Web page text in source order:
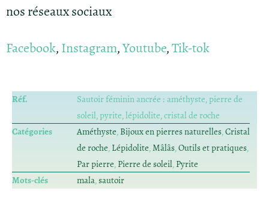
nos réseaux sociaux
Facebook,Instagram,Youtube,Tik-tok
Réf.
Sautoir féminin ancrée : améthyste, pierre de
soleil, pyrite, lépidolite, cristal de roche
Catégories
Améthyste,Bijoux en pierres naturelles,Cristal
de roche,Lépidolite,Mâlâs,Outils et pratiques,
Par pierre,Pierre de soleil,Pyrite
Mots-clés
mala,sautoir